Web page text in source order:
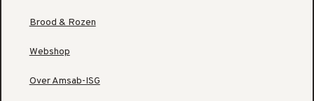
Brood & Rozen
Webshop
Over Amsab-ISG